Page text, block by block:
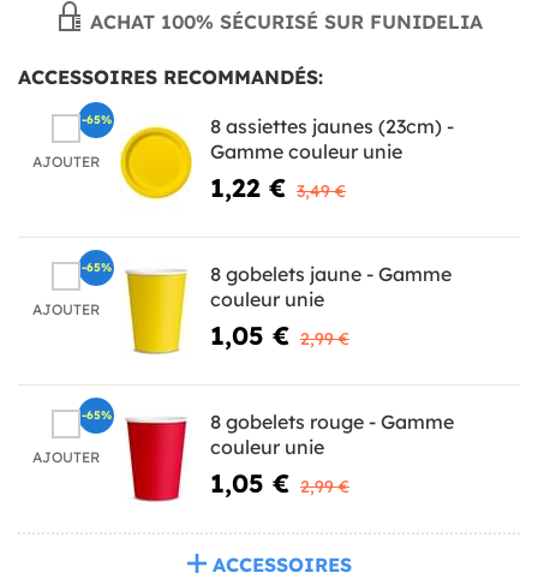
ACHAT 100% SÉCURISÉ SUR FUNIDELIA
ACCESSOIRES RECOMMANDÉS:
AJOUTER
8 assiettes jaunes (23cm) -
Gamme couleur unie
1,22 € 3,49 €
-65%
AJOUTER
8 gobelets jaune - Gamme
couleur unie
1,05 € 2,99 €
-65%
AJOUTER
8 gobelets rouge - Gamme
couleur unie
1,05 € 2,99 €
-65%
ACCESSOIRES